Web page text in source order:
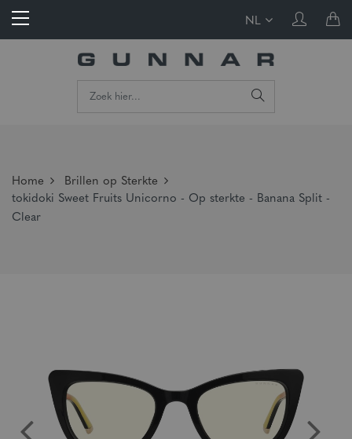
NL
Home
Brillen op Sterkte
tokidoki Sweet Fruits Unicorno - Op sterkte - Banana Split -
Clear